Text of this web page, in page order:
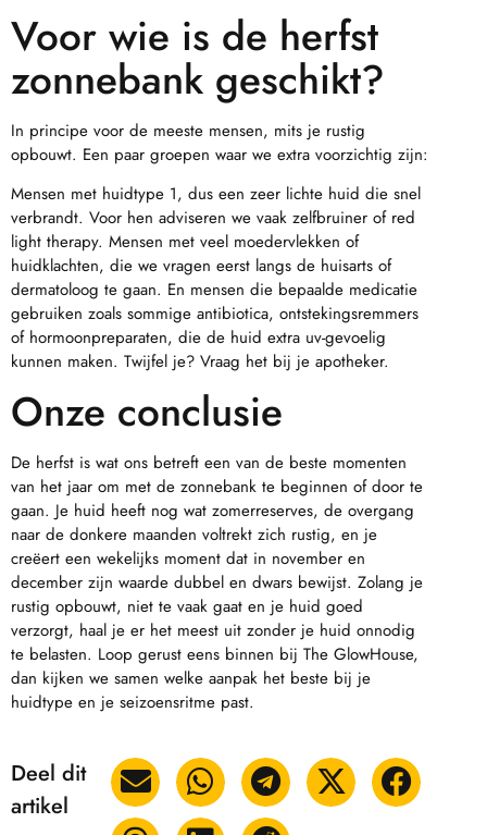
Voor wie is de herfst
zonnebank geschikt?
In principe voor de meeste mensen, mits je rustig
opbouwt. Een paar groepen waar we extra voorzichtig zijn:
Mensen met huidtype 1, dus een zeer lichte huid die snel
verbrandt. Voor hen adviseren we vaak zelfbruiner of red
light therapy. Mensen met veel moedervlekken of
huidklachten, die we vragen eerst langs de huisarts of
dermatoloog te gaan. En mensen die bepaalde medicatie
gebruiken zoals sommige antibiotica, ontstekingsremmers
of hormoonpreparaten, die de huid extra uv-gevoelig
kunnen maken. Twijfel je? Vraag het bij je apotheker.
Onze conclusie
De herfst is wat ons betreft een van de beste momenten
van het jaar om met de zonnebank te beginnen of door te
gaan. Je huid heeft nog wat zomerreserves, de overgang
naar de donkere maanden voltrekt zich rustig, en je
creëert een wekelijks moment dat in november en
december zijn waarde dubbel en dwars bewijst. Zolang je
rustig opbouwt, niet te vaak gaat en je huid goed
verzorgt, haal je er het meest uit zonder je huid onnodig
te belasten. Loop gerust eens binnen bij The GlowHouse,
dan kijken we samen welke aanpak het beste bij je
huidtype en je seizoensritme past.
Deel dit
artikel